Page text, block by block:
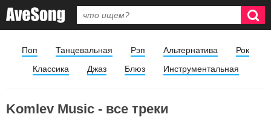
Поп Танцевальная Рэп Альтернатива
Рок
Классика
Джаз Блюз Инструментальная
Komlev Music - все треки